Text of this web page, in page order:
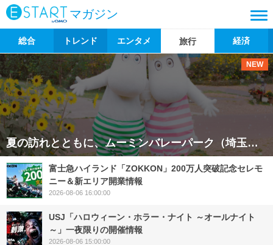
マガジン
総合 トレンド エンタメ 旅行 経済
NEW
夏の訪れとともに、ムーミンバレーパーク（埼玉県飯能市）と隣接施設・メッツァビレッジが涼しげなイベントを多数開催します。 2026年夏は「ムーミン谷でみずあそび」や「メッツァの北欧花火」、子どもや学生向
富士急ハイランド「ZOKKON」200万人突破記念セレモ
ニー＆新エリア開業情報
2026-08-06 16:00:00
USJ「ハロウィーン・ホラー・ナイト ～オールナイト
～」一夜限りの開催情報
2026-08-06 15:00:00